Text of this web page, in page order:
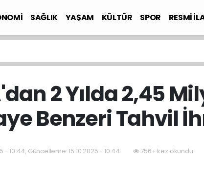
SAĞLIK YAŞAM KÜLTÜR SPOR RESMİ
2 Yılda 2,45
Benzeri Tahvil
- 10:44, Güncelleme: 15.10.2025 - 10:44 756+ kez okundu.